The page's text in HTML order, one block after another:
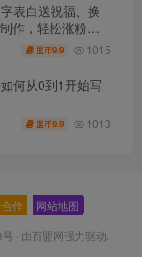
表白送祝福、换
作，轻松涨粉
盟币9.9 1015
何从0到1开始写
盟币9.9 1013
作 网站地图
· 由百盟网强力驱动.